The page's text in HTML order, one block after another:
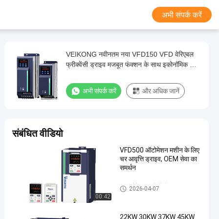
अभी संपर्क करें
VEIKONG नवीनतम नया VFD150 VFD वेरिएबल
फ्रीक्वेंसी ड्राइव मजबूत फंक्शन के साथ इकोनॉमिक मिनी
अभी संपर्क करें और अधिक जानें
संबंधित वीडियो
00:42
VFD500 ऑटोमेशन मशीन के लिए
चर आवृत्ति ड्राइव, OEM सेवा का
समर्थन
VFD वैरिएबल फ़्रीक्वेंसी ड्राइव
2026-04-07
22KW 30KW 37KW 45KW